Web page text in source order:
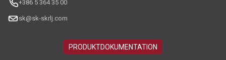
+386 5 364 35 00
sk@sk-skrlj.com